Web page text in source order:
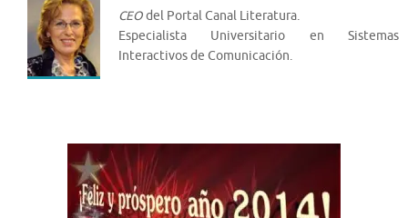
CEOdel Portal Canal Literatura.
Especialista Universitario en Sistemas
Interactivos de Comunicación.